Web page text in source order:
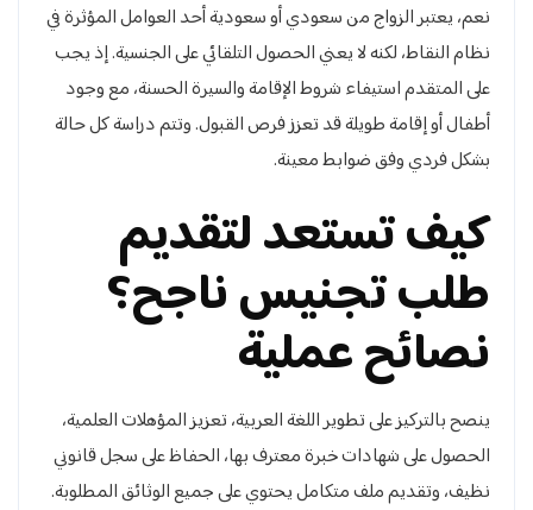
نعم، يعتبر الزواج من سعودي أو سعودية أحد العوامل المؤثرة في
نظام النقاط، لكنه لا يعني الحصول التلقائي على الجنسية. إذ يجب
على المتقدم استيفاء شروط الإقامة والسيرة الحسنة، مع وجود
أطفال أو إقامة طويلة قد تعزز فرص القبول. وتتم دراسة كل حالة
بشكل فردي وفق ضوابط معينة.
كيف تستعد لتقديم
طلب تجنيس ناجح؟
نصائح عملية
ينصح بالتركيز على تطوير اللغة العربية، تعزيز المؤهلات العلمية،
الحصول على شهادات خبرة معترف بها، الحفاظ على سجل قانوني
نظيف، وتقديم ملف متكامل يحتوي على جميع الوثائق المطلوبة.